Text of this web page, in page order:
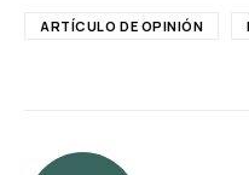
ARTÍCULO DE OPINIÓN